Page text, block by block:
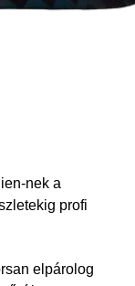
nek a
profi
elpárolog